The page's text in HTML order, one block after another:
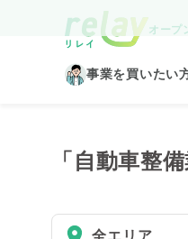
オープ
事業を買いたい
「自動車整